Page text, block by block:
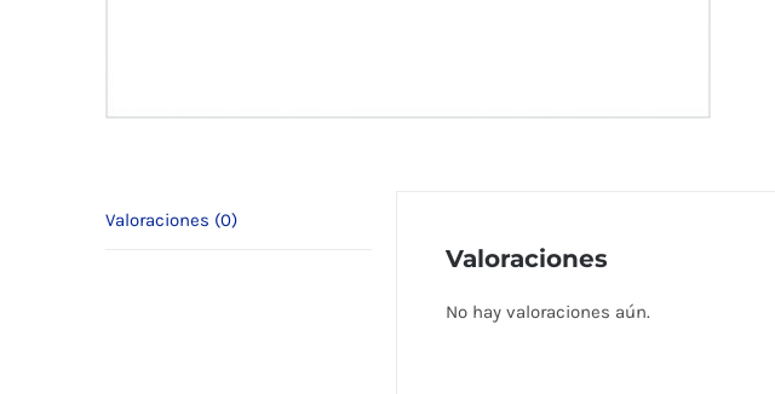
Valoraciones (0)
Valoraciones
No hay valoraciones aún.